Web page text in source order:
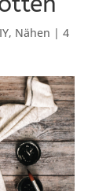
, Nähen | 4